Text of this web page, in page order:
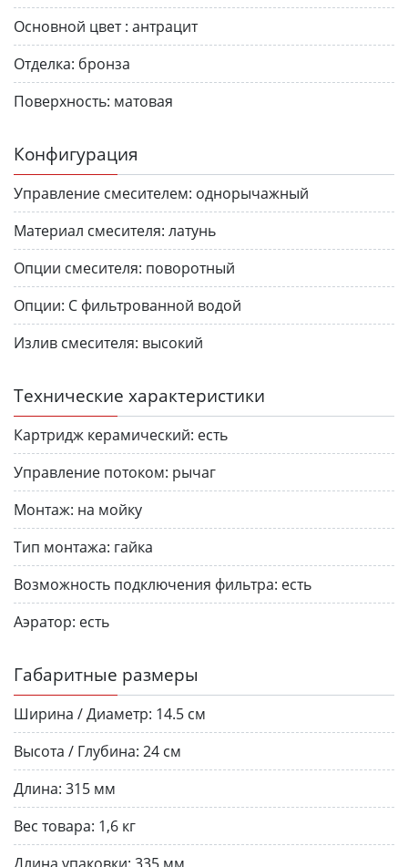
Основной цвет : антрацит
Отделка: бронза
Поверхность: матовая
Конфигурация
Управление смесителем: однорычажный
Материал смесителя: латунь
Опции смесителя: поворотный
Опции: С фильтрованной водой
Излив смесителя: высокий
Технические характеристики
Картридж керамический: есть
Управление потоком: рычаг
Монтаж: на мойку
Тип монтажа: гайка
Возможность подключения фильтра: есть
Аэратор: есть
Габаритные размеры
Ширина / Диаметр: 14.5 см
Высота / Глубина: 24 см
Длина: 315 мм
Вес товара: 1,6 кг